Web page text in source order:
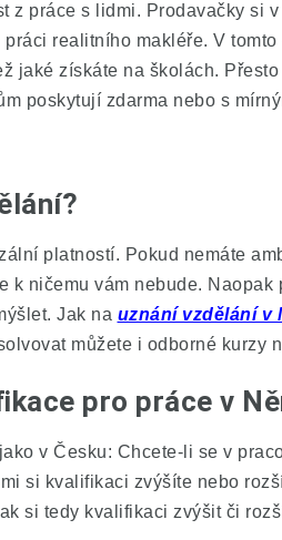
z práce s lidmi. Prodavačky si
realitního makléře. V
jaké získáte na školách.
poskytují zdarma nebo s
platností. Pokud nemáte
k ničemu vám nebude.
Jak na uznání vzdělání v
můžete i odborné kurzy
pro práce v
v Česku: Chcete-li se v
si kvalifikaci zvýšíte nebo
si tedy kvalifikaci zvýšit či